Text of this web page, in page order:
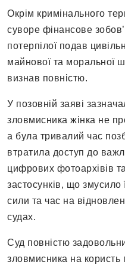
Окрім кримінального
суворе фінансове
потерпілої подав
майнової та моральної
визнав повністю.
У позовній заяві
зловмисника жінка не
а була тривалий час
втратила доступ до
цифрових фотоархівів
застосунків, що змусило
сили та час на
судах.
Суд повністю
зловмисника на користь